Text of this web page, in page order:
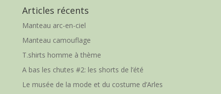
Articles récents
Manteau arc-en-ciel
Manteau camouflage
T.shirts homme à thème
A bas les chutes #2: les shorts de l’été
Le musée de la mode et du costume d’Arles